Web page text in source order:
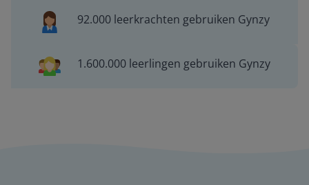
92.000 leerkrachten gebruiken Gynzy
1.600.000 leerlingen gebruiken Gynzy